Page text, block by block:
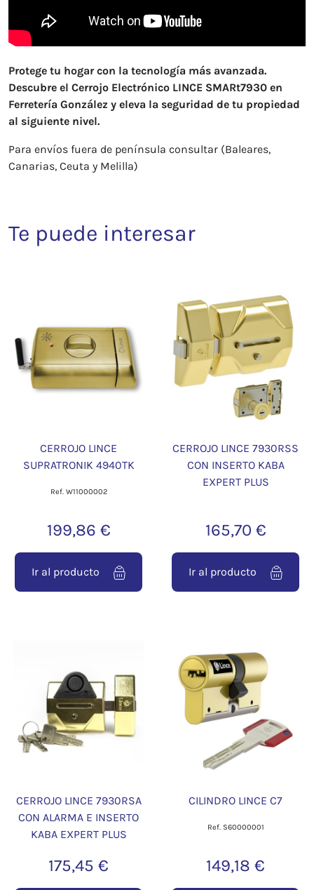
Protege tu hogar con la tecnología más avanzada.
Descubre el Cerrojo Electrónico LINCE SMARt7930 en
Ferretería González y eleva la seguridad de tu propiedad
al siguiente nivel.
Para envíos fuera de península consultar (Baleares,
Canarias, Ceuta y Melilla)
Te puede interesar
CERROJO LINCE
SUPRATRONIK 4940TK
Ref. W11000002
199,86 €
Ir al producto
CERROJO LINCE 7930RSS
CON INSERTO KABA
EXPERT PLUS
165,70 €
Ir al producto
CERROJO LINCE 7930RSA
CON ALARMA E INSERTO
KABA EXPERT PLUS
175,45 €
CILINDRO LINCE C7
Ref. S60000001
149,18 €